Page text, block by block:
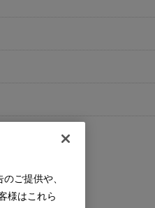
ご提供や、
様はこれら